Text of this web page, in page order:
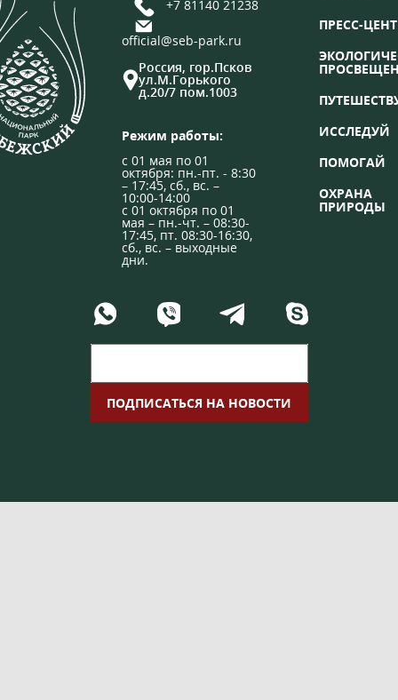
+7 81140 21238
official@seb-park.ru
Россия, гор.Псков
ул.М.Горького
д.20/7 пом.1003
Режим работы:
с 01 мая по 01
октября: пн.-пт. - 8:30
– 17:45, сб., вс. –
10:00-14:00
с 01 октября по 01
мая – пн.-чт. – 08:30-
17:45, пт. 08:30-16:30,
сб., вс. – выходные
дни.
ПРЕСС-
ИССЛЕДУЙ
ПОМОГАЙ
ОХРАНА
ПРИРОДЫ